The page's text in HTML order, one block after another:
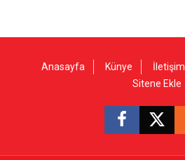
Anasayfa Künye İletişim
Sitene Ekle